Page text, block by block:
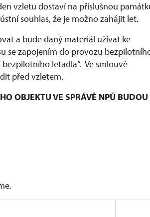
vzletu dostaví na příslušnou
souhlas, že je možno zahájit let.
a bude daný materiál užívat ke
se zapojením do provozu
letadla“. Ve smlouvě
před vzletem.
OBJEKTU VE SPRÁVĚ NPÚ BUDOU